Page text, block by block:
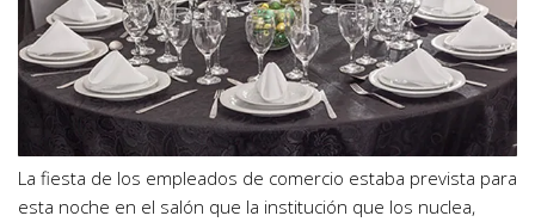
La fiesta de los empleados de comercio estaba prevista para
esta noche en el salón que la institución que los nuclea,